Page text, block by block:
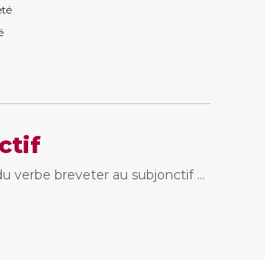
é
verbe breveter au subjonctif ...